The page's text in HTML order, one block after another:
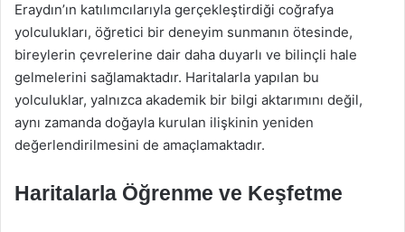
Eraydın’ın katılımcılarıyla gerçekleştirdiği coğrafya
yolculukları, öğretici bir deneyim sunmanın ötesinde,
bireylerin çevrelerine dair daha duyarlı ve bilinçli hale
gelmelerini sağlamaktadır. Haritalarla yapılan bu
yolculuklar, yalnızca akademik bir bilgi aktarımını değil,
aynı zamanda doğayla kurulan ilişkinin yeniden
değerlendirilmesini de amaçlamaktadır.
Haritalarla Öğrenme ve Keşfetme